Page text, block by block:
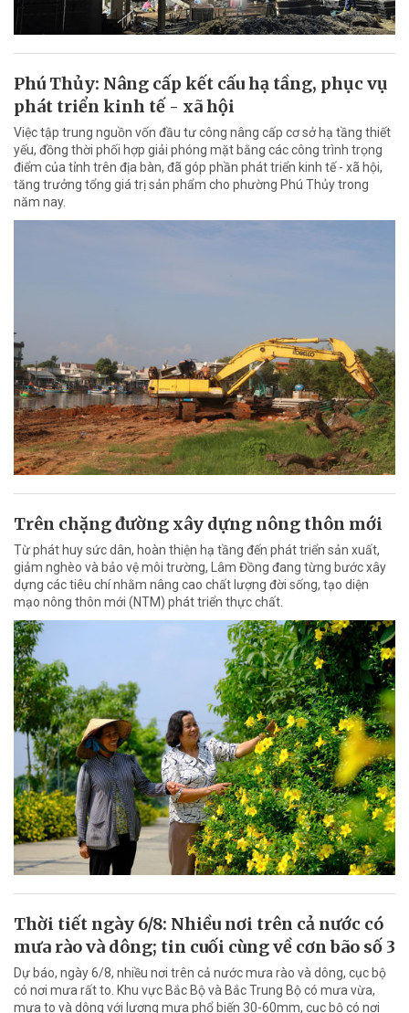
Phú Thủy: Nâng cấp kết cấu hạ tầng, phục vụ
phát triển kinh tế - xã hội
Việc tập trung nguồn vốn đầu tư công nâng cấp cơ sở hạ tầng thiết
yếu, đồng thời phối hợp giải phóng mặt bằng các công trình trọng
điểm của tỉnh trên địa bàn, đã góp phần phát triển kinh tế - xã hội,
tăng trưởng tổng giá trị sản phẩm cho phường Phú Thủy trong
năm nay.
Trên chặng đường xây dựng nông thôn mới
Từ phát huy sức dân, hoàn thiện hạ tầng đến phát triển sản xuất,
giảm nghèo và bảo vệ môi trường, Lâm Đồng đang từng bước xây
dựng các tiêu chí nhằm nâng cao chất lượng đời sống, tạo diện
mạo nông thôn mới (NTM) phát triển thực chất.
Thời tiết ngày 6/8: Nhiều nơi trên cả nước có
mưa rào và dông; tin cuối cùng về cơn bão số 3
Dự báo, ngày 6/8, nhiều nơi trên cả nước mưa rào và dông, cục bộ
có nơi mưa rất to. Khu vực Bắc Bộ và Bắc Trung Bộ có mưa vừa,
mưa to và dông với lượng mưa phổ biến 30-60mm, cục bộ có nơi